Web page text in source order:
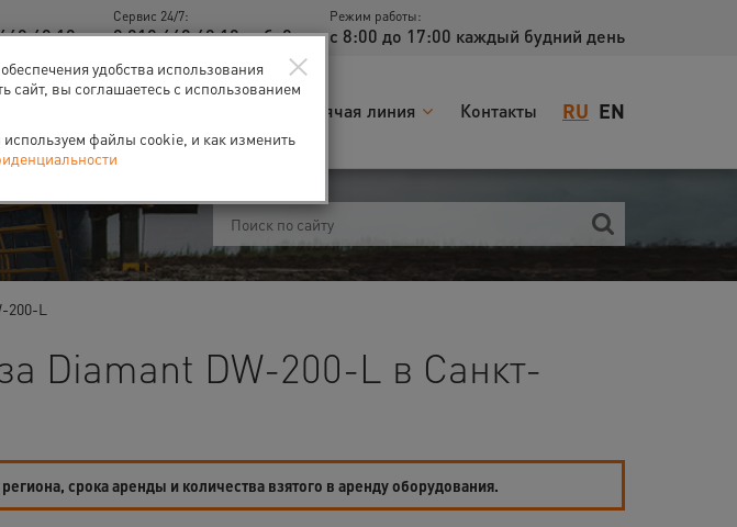
48 18
Сервис 24/7:
8 812 448 48 18 доб. 2
Режим работы:
с 8:00 до 17:00 каждый будний день
RU EN
Горячая линия Контакты
200-L
Diamant DW-200-L в Санкт-
срока аренды и количества взятого в аренду оборудования.
×
удобства использования
сайт, вы соглашаетесь с использованием
файлы cookie, и как изменить